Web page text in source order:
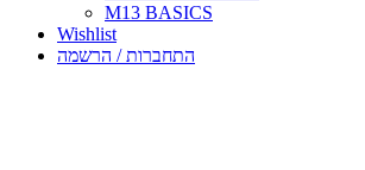
M13 BASICS
Wishlist
התחברות / הרשמה